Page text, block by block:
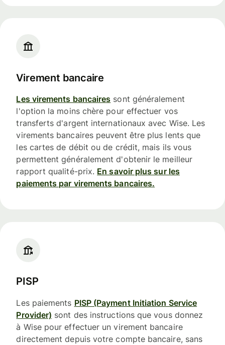
Virement bancaire
Les virements bancaires sont généralement
l'option la moins chère pour effectuer vos
transferts d'argent internationaux avec Wise. Les
virements bancaires peuvent être plus lents que
les cartes de débit ou de crédit, mais ils vous
permettent généralement d'obtenir le meilleur
rapport qualité-prix. En savoir plus sur les
paiements par virements bancaires.
PISP
Les paiements PISP (Payment Initiation Service
Provider) sont des instructions que vous donnez
à Wise pour effectuer un virement bancaire
directement depuis votre compte bancaire, sans